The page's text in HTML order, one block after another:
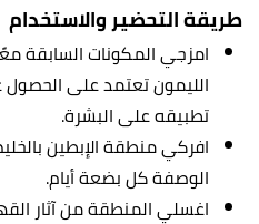
طريقة التحضير والاستخدام
امزجي المكونات السابقة
الليمون تعتمد على
تطبيقه على البشرة.
افركي منطقة الإبطين
الوصفة كل بضعة أيام.
اغسلي المنطقة من آثار